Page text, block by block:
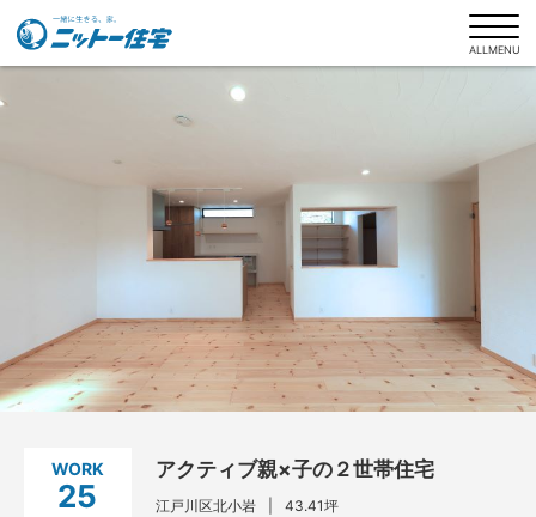
ALLMENU
ニットー住宅について
商品ラインナップ
ニットー住宅の家づくり
施工事例
お客様インタビュー
土地探しもお任せください
WORK
25
アクティブ親×子の２世帯住宅
江戸川区北小岩 43.41坪